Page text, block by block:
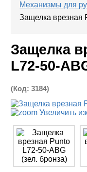
Механизмы для
Защелка врезная
Защелка
L72-50-
(Код:3184)
Увеличить